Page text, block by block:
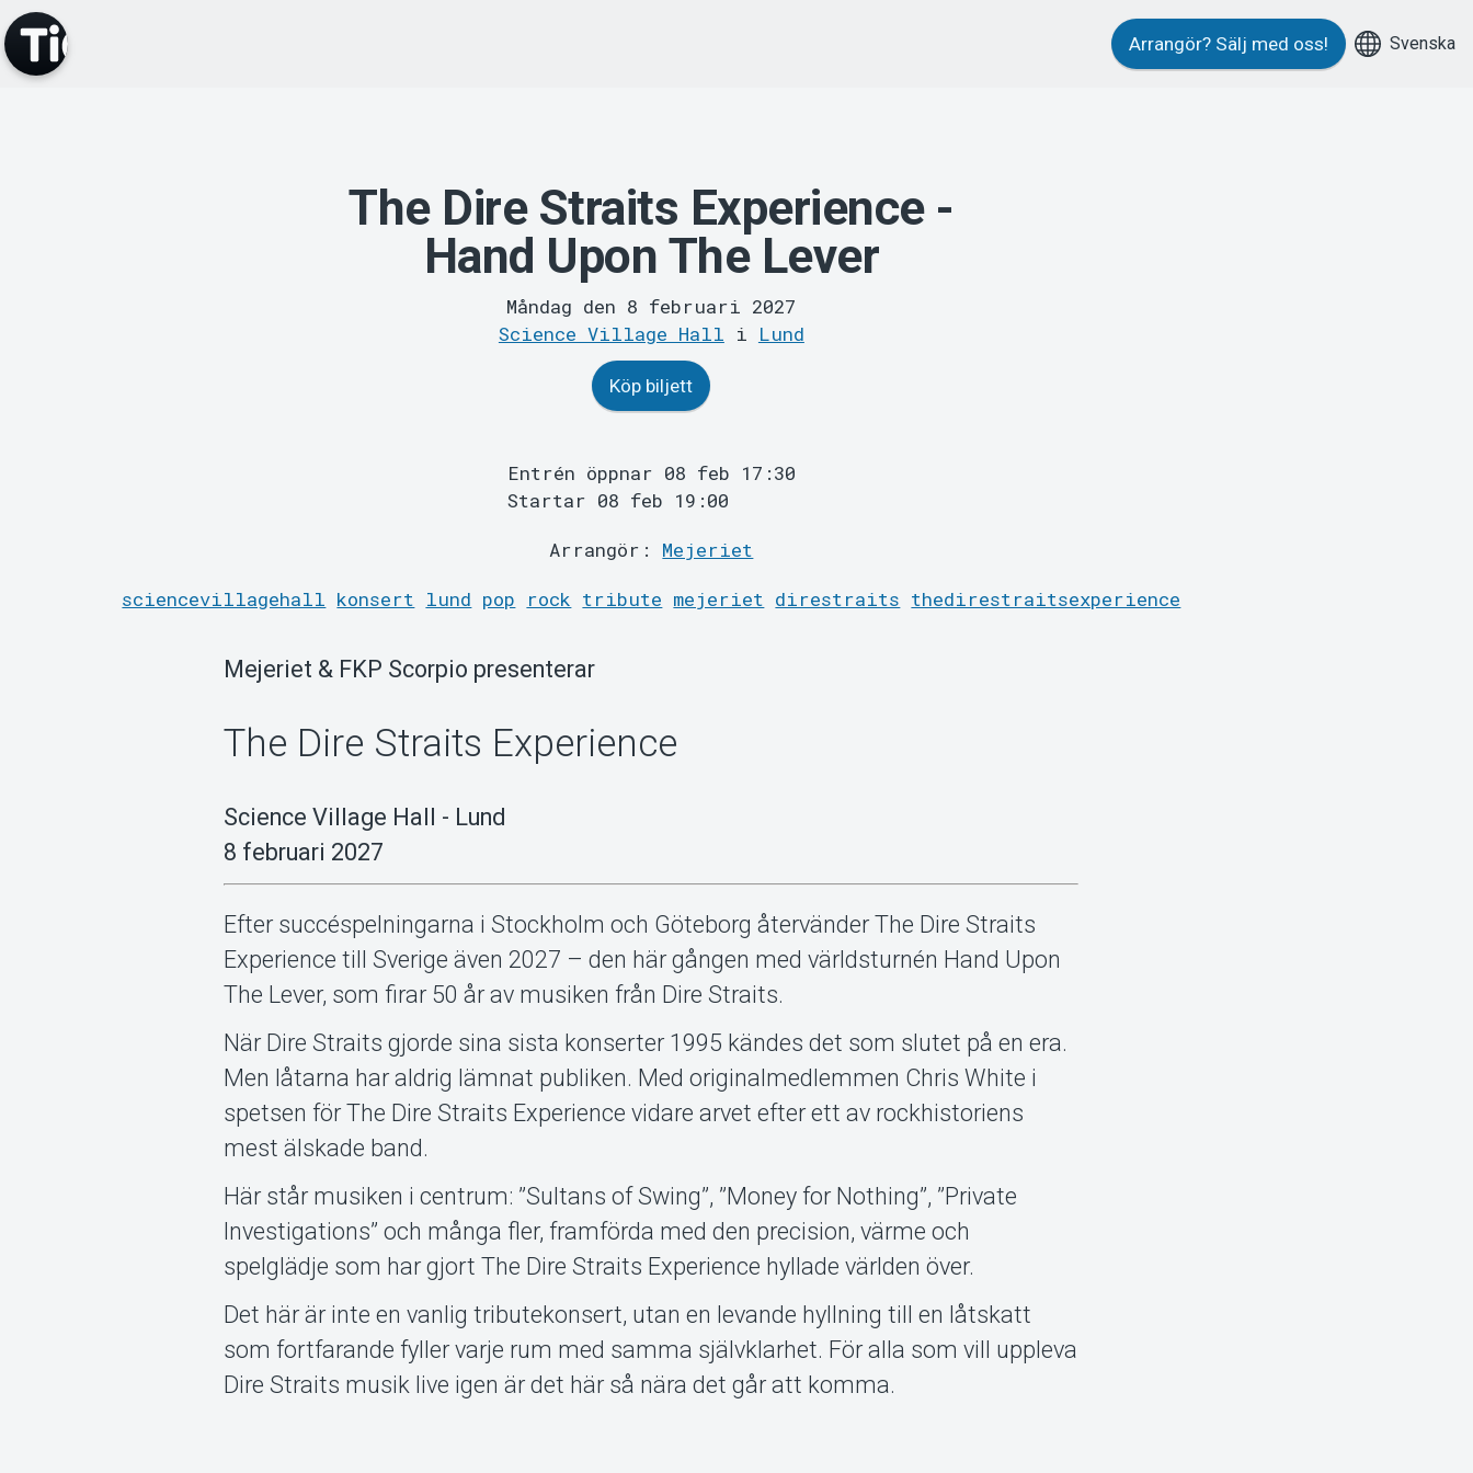
Arrangör? Sälj med oss! Svenska
The Dire Straits Experience -
Hand Upon The Lever
Måndag den 8 februari 2027
Science Village Hall i Lund
Köp biljett
Entrén öppnar 08 feb 17:30
Startar 08 feb 19:00
Arrangör: Mejeriet
sciencevillagehall konsert lund pop rock tribute mejeriet direstraits thedirestraitsexperience
Mejeriet & FKP Scorpio presenterar
The Dire Straits Experience
Science Village Hall - Lund
8 februari 2027
Efter succéspelningarna i Stockholm och Göteborg återvänder The Dire Straits
Experience till Sverige även 2027 – den här gången med världsturnén Hand Upon
The Lever, som firar 50 år av musiken från Dire Straits.
När Dire Straits gjorde sina sista konserter 1995 kändes det som slutet på en era.
Men låtarna har aldrig lämnat publiken. Med originalmedlemmen Chris White i
spetsen för The Dire Straits Experience vidare arvet efter ett av rockhistoriens
mest älskade band.
Här står musiken i centrum: ”Sultans of Swing”, ”Money for Nothing”, ”Private
Investigations” och många fler, framförda med den precision, värme och
spelglädje som har gjort The Dire Straits Experience hyllade världen över.
Det här är inte en vanlig tributekonsert, utan en levande hyllning till en låtskatt
som fortfarande fyller varje rum med samma självklarhet. För alla som vill uppleva
Dire Straits musik live igen är det här så nära det går att komma.